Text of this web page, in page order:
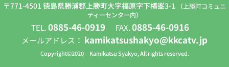
〒771-4501 徳島県勝浦郡上勝町大字福原字下横峯3-1
（上勝町コミュニ
ティーセンター内）
TEL.0885-46-0919 FAX.0885-46-0916
メールアドレス： kamikatsushakyo@kkcatv.jp
Copyright©2020 Kamikatsu Syakyo, All rights reserved.